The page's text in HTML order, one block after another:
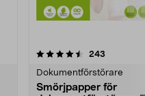
243
Dokumentförstörare
Smörjpapper för
4.5 av 5 stjärnor